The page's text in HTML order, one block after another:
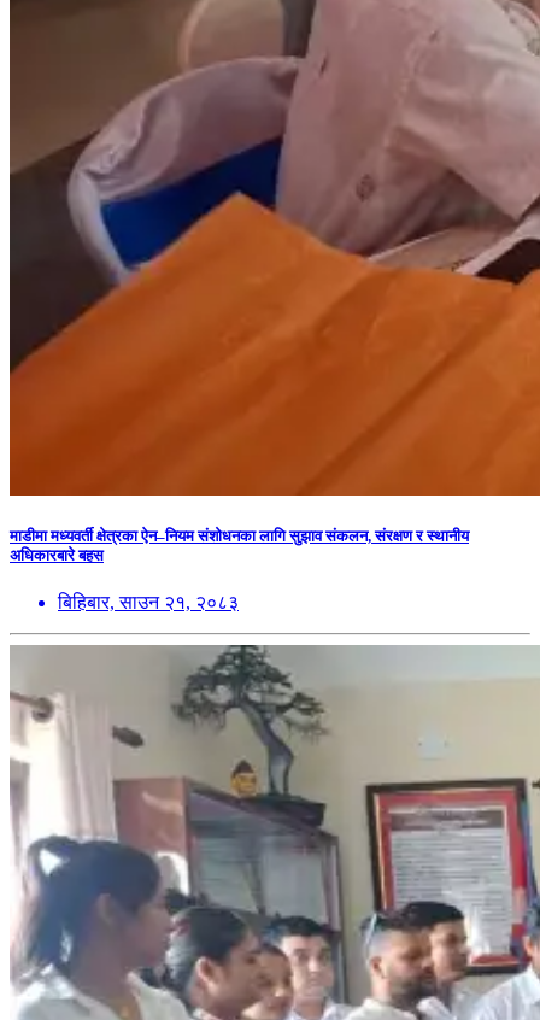
माडीमा मध्यवर्ती क्षेत्रका ऐन–नियम संशोधनका लागि सुझाव संकलन, संरक्षण र स्थानीय
अधिकारबारे बहस
बिहिबार, साउन २१, २०८३